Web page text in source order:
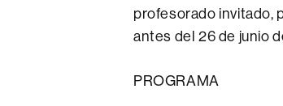
profesorado invitado,
antes del 26 de junio
PROGRAMA